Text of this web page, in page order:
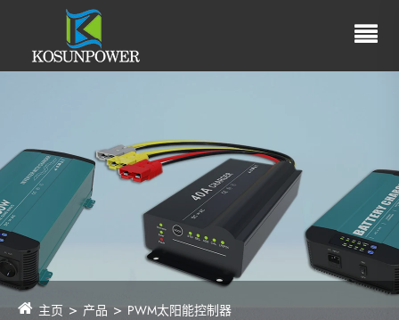
主页 产品 PWM太阳能控制器